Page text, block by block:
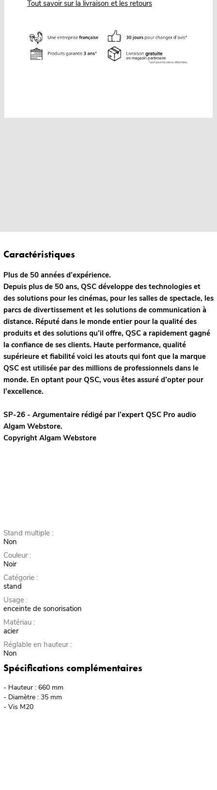
Tout savoir sur la livraison et les retours
Caractéristiques
Plus de 50 années d’expérience.
Depuis plus de 50 ans, QSC développe des technologies et
des solutions pour les cinémas, pour les salles de spectacle, les
parcs de divertissement et les solutions de communication à
distance. Réputé dans le monde entier pour la qualité des
produits et des solutions qu’il offre, QSC a rapidement gagné
la confiance de ses clients. Haute performance, qualité
supérieure et fiabilité voici les atouts qui font que la marque
QSC est utilisée par des millions de professionnels dans le
monde. En optant pour QSC, vous êtes assuré d’opter pour
l’excellence.
SP-26 - Argumentaire rédigé par l’expert QSC Pro audio
Algam Webstore.
Copyright Algam Webstore
Stand multiple :
Non
Couleur :
Noir
Catégorie :
stand
Usage :
enceinte de sonorisation
Matériau :
acier
Réglable en hauteur :
Non
Spécifications complémentaires
- Hauteur : 660 mm
- Diamètre : 35 mm
- Vis M20